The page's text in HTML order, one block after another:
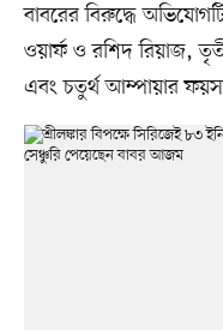
বাবরের বিরুদ্ধে
ওয়ার্ফ ও রশিদ রিয়াজ,
এবং চতুর্থ আম্পায়ার